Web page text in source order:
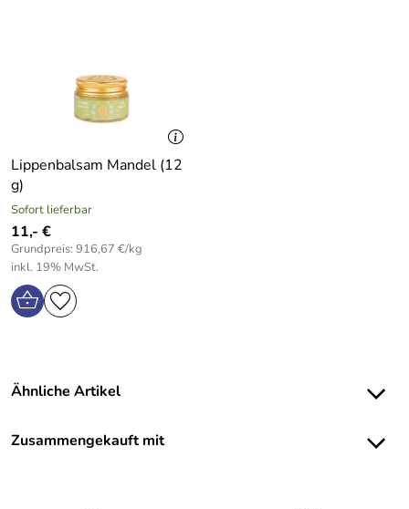
Lippenbalsam Mandel (12
g)
Sofort lieferbar
11,- €
Grundpreis: 916,67 €/kg
inkl. 19% MwSt.
Ähnliche Artikel
Zusammengekauft mit